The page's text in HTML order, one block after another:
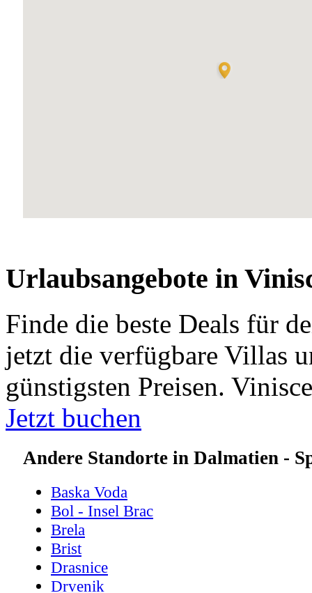
Urlaubsangebote in
Finde die beste Deals für
jetzt die verfügbare Villas
günstigsten Preisen. Vinisce
Jetzt buchen
Andere Standorte in Dalmatien -
Baska Voda
Bol - Insel Brac
Brela
Brist
Drasnice
Drvenik